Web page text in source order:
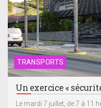
TRANSPORTS
Un exercice «
Le mardi 7 juillet, de 7 à 11